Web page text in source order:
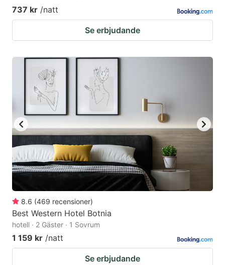
737 kr /natt
Se erbjudande
8.6 (469 recensioner)
Best Western Hotel Botnia
hotell · 2 Gäster · 1 Sovrum
1 159 kr /natt
Se erbjudande